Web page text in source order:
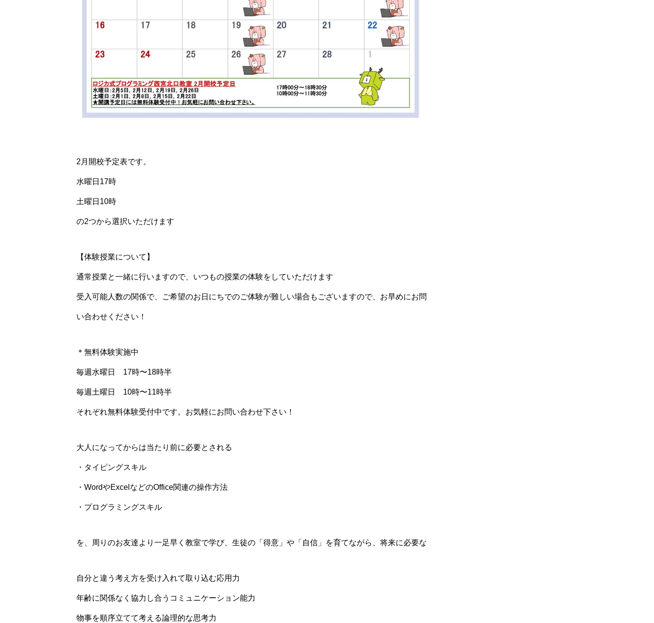
2月開校予定表です。
水曜日17時
土曜日10時
の2つから選択いただけます️
【体験授業について】
通常授業と一緒に行いますので、いつもの授業の体験をしていただけます
受入可能人数の関係で、ご希望のお日にちでのご体験が難しい場合もございますので、お早めにお問
い合わせください！
＊無料体験実施中
毎週水曜日 17時〜18時半
毎週土曜日 10時〜11時半
それぞれ無料体験受付中です。お気軽にお問い合わせ下さい！
大人になってからは当たり前に必要とされる
・タイピングスキル
・WordやExcelなどのOffice関連の操作方法
・プログラミングスキル
を、周りのお友達より一足早く教室で学び、生徒の️「得意」や「自信」を育てながら、将来に必要な
自分と違う考え方を受け入れて取り込む応用力
年齢に関係なく協力し合うコミュニケーション能力
物事を順序立てて考える論理的な思考力